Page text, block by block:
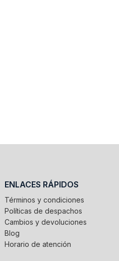
ENLACES RÁPIDOS
Términos y condiciones
Políticas de despachos
Cambios y devoluciones
Blog
Horario de atención